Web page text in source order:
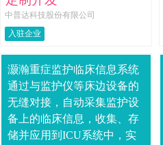
中普达科技股份有限公司
入驻企业
灏瀚重症监护临床信息系统
通过与监护仪等床边设备的
无缝对接，自动采集监护设
备上的临床信息，收集、存
储并应用到ICU系统中，实